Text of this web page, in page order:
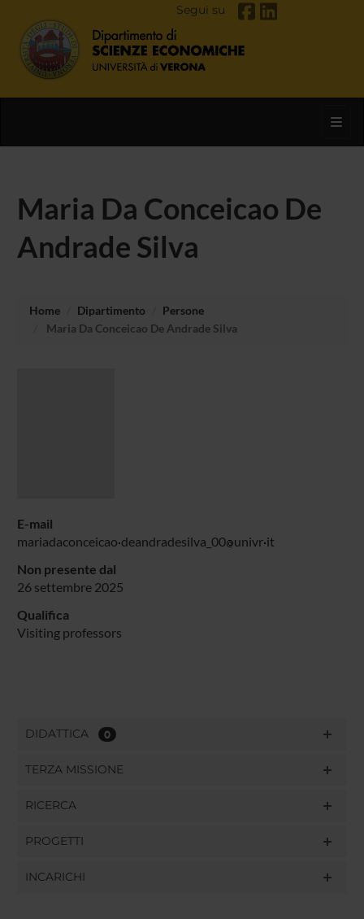
Segui su
Maria Da Conceicao De
Andrade Silva
Home Dipartimento
Persone
Maria Da Conceicao De Andrade Silva
E-mail
mariadaconceicao deandradesilva_00 univr it
Non presente dal
26 settembre 2025
Qualifica
Visiting professors
DIDATTICA 0
TERZA MISSIONE
RICERCA
PROGETTI
INCARICHI